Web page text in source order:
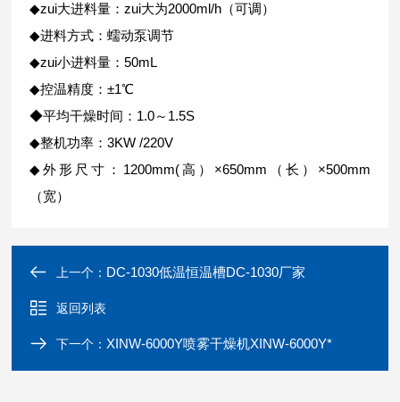
◆zui大进料量：zui大为2000ml/h（可调）
◆进料方式：蠕动泵调节
◆zui小进料量：50mL
◆控温精度：±1℃
◆平均干燥时间：1.0～1.5S
◆整机功率：3KW /220V
◆外形尺寸：1200mm(高）×650mm（长）×500mm
（宽）
上一个： DC-1030低温恒温槽DC-1030厂家
返回列表
下一个：XINW-6000Y喷雾干燥机XINW-6000Y*